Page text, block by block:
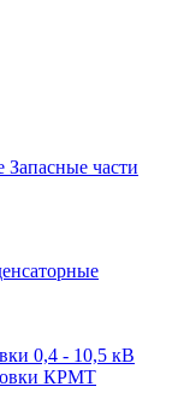
Запасные части
0,4 - 10,5 кВ
КРМТ